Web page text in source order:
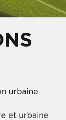
urbaine
et urbaine